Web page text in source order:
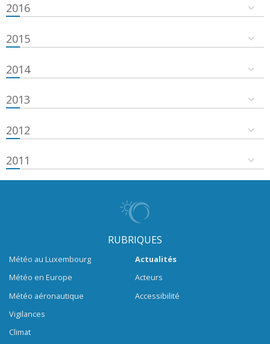
2016
2015
2014
2013
2012
2011
RUBRIQUES
Météo au Luxembourg
Météo en Europe
Météo aéronautique
Vigilances
Climat
Actualités
Acteurs
Accessibilité